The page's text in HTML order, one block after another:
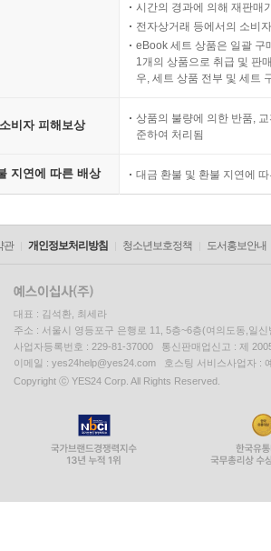
시간의 경과에 의해 재판매
전자상거래 등에서의 소비
eBook 세트 상품은 일괄 구
1개의 상품으로 취급 및 판
우, 세트 상품 전부 및 세트
소비자 피해보상
상품의 불량에 의한 반품,
준하여 처리됨
지연에 따른 배상 대금 환불 및 환불 지연에
관 개인정보처리방침 청소년보호정책 도서홍보안내
대표 : 김석환, 최세라
주소 : 서울시 영등포구 은행로 11, 5층~6층(여의도동,일신
사업자등록번호 : 229-81-37000 통신판매업신고 : 제
이메일 : yes24help@yes24.com 호스팅 서비스사업자 :
Copyright ⓒ YES24 Corp. All Rights Reserved.